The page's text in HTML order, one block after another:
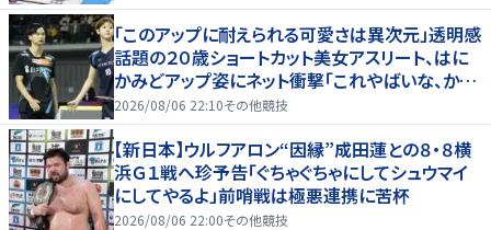
「このアップに耐えられる可愛さは異次元」透明感
話題の２０歳ショートカット美女アスリート、はに
かみどアップ姿にネット衝撃「これやばいな、かわ
いすぎる」「顔ちっちゃ」
2026/08/06 22:10その他競技
【新日本】ウルフアロン“因縁”成田蓮との８・８横
浜Ｇ１戦へ珍予告「ぐちゃぐちゃにしてシュウマイ
にしてやるよ」前哨戦は極悪連携に苦杯
2026/08/06 22:00その他競技